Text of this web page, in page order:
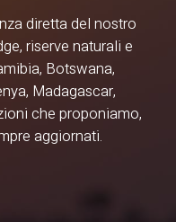
diretta del nostro
riserve naturali e
Botswana,
Madagascar,
che proponiamo,
aggiornati.